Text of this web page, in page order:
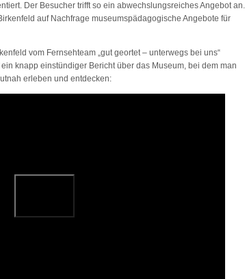
Der Besucher trifft so ein abwechslungsreiches Angebot an.
auf Nachfrage museumspädagogische Angebote für
vom Fernsehteam „gut geortet – unterwegs bei uns“
knapp einstündiger Bericht über das Museum, bei dem man
erleben und entdecken: